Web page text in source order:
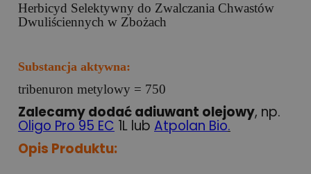
Herbicyd Selektywny do Zwalczania Chwastów
Dwuliściennych w Zbożach
Substancja aktywna:
tribenuron metylowy = 750
Zalecamy dodać adiuwant olejowy, np.
Oligo Pro 95 EC 1L lub Atpolan Bio.
Opis Produktu: